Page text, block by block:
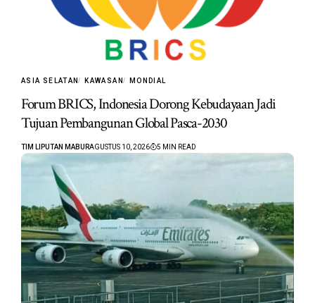
ASIA SELATAN KAWASAN MONDIAL
Forum BRICS, Indonesia Dorong Kebudayaan Jadi
Tujuan Pembangunan Global Pasca-2030
TIM LIPUTAN MABURAGUSTUS 10, 2026 5 MIN READ